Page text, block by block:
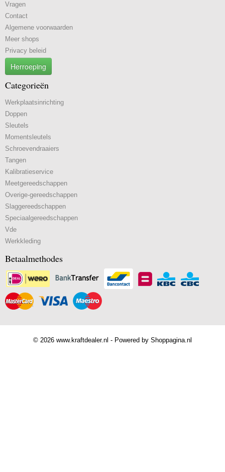
Vragen
Contact
Algemene voorwaarden
Meer shops
Privacy beleid
Herroeping
Categorieën
Werkplaatsinrichting
Doppen
Sleutels
Momentsleutels
Schroevendraaiers
Tangen
Kalibratieservice
Meetgereedschappen
Overige-gereedschappen
Slaggereedschappen
Speciaalgereedschappen
Vde
Werkkleding
Betaalmethodes
© 2026 www.kraftdealer.nl - Powered by Shoppagina.nl